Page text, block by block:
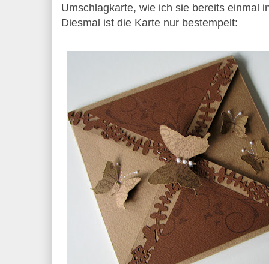
Umschlagkarte, wie ich sie bereits einmal
Diesmal ist die Karte nur bestempelt: